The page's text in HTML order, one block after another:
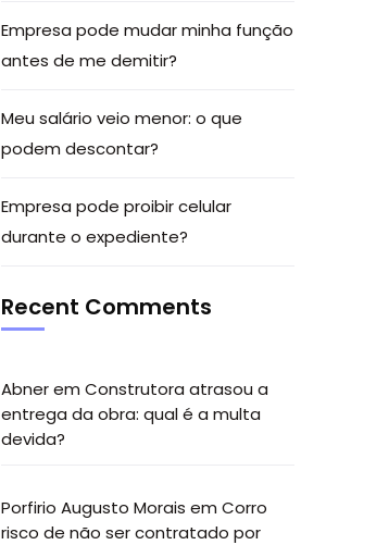
Empresa pode mudar minha função
antes de me demitir?
Meu salário veio menor: o que
podem descontar?
Empresa pode proibir celular
durante o expediente?
Recent Comments
Abnerem Construtora atrasou a
entrega da obra: qual é a multa
devida?
Porfirio Augusto Morais em Corro
risco de não ser contratado por